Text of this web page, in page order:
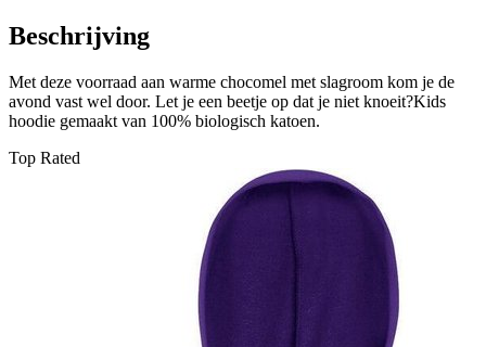
Beschrijving
Met deze voorraad aan warme chocomel met slagroom kom je de
avond vast wel door. Let je een beetje op dat je niet knoeit?Kids
hoodie gemaakt van 100% biologisch katoen.
Top Rated